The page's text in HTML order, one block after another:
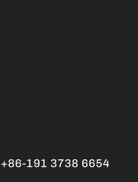
+86-191 3738 6654